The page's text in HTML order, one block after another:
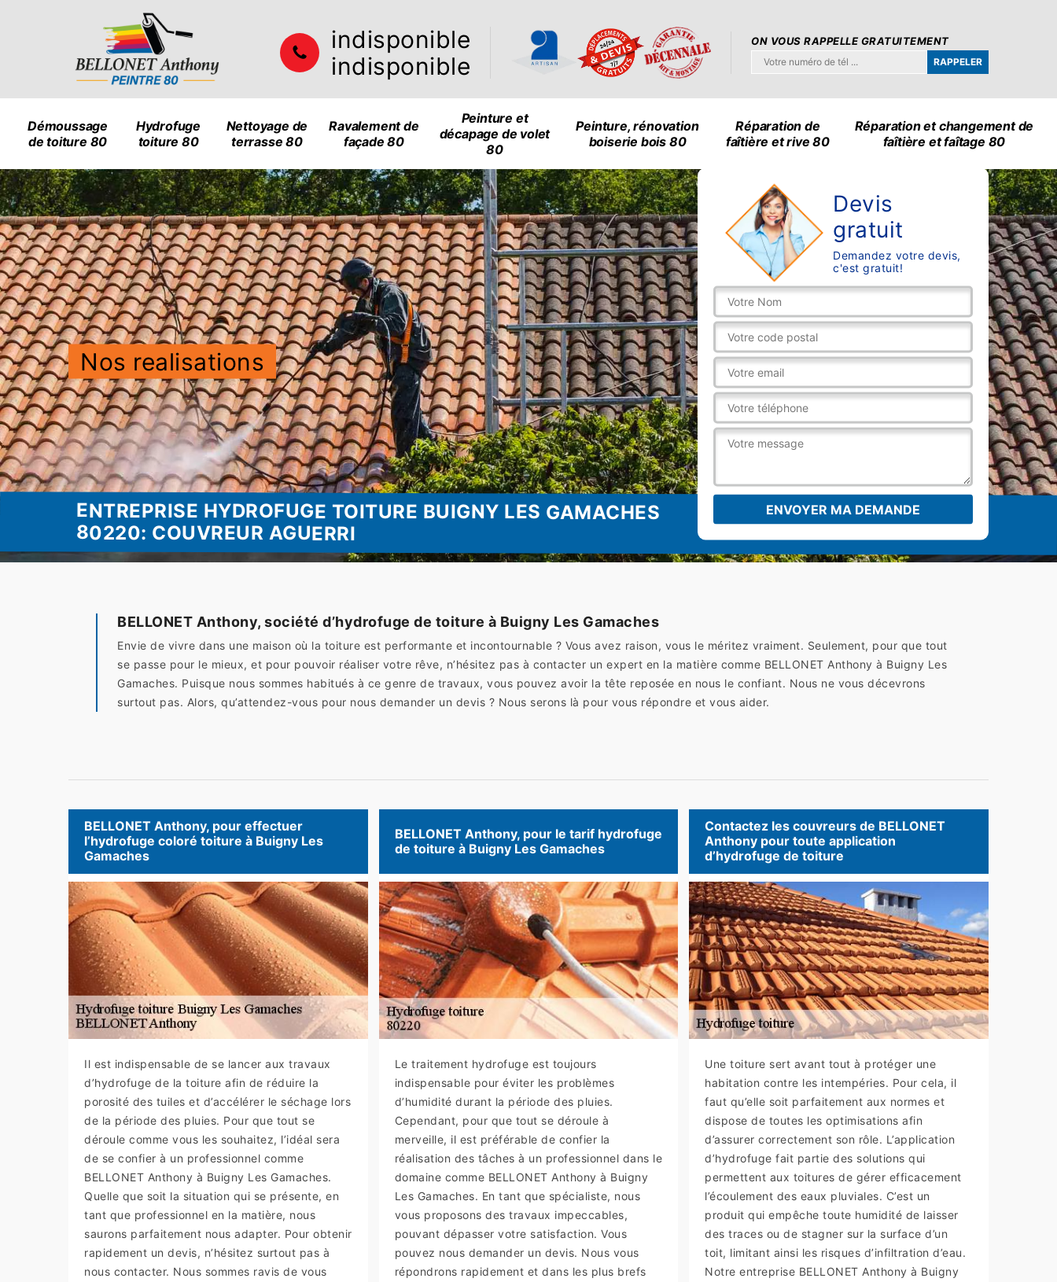
indisponible
indisponible
ON VOUS RAPPELLE GRATUITEMENT
Démoussage
de toiture 80
Hydrofuge
toiture 80
Nettoyage de
terrasse 80
Ravalement de
façade 80
Peinture et
décapage de volet
80
Peinture, rénovation
boiserie bois 80
Réparation de
faîtière et rive 80
Réparation et changement de
faîtière et faîtage 80
Nos realisations
Devis
gratuit
Demandez votre devis,
c'est gratuit!
ENTREPRISE HYDROFUGE TOITURE BUIGNY LES GAMACHES
80220: COUVREUR AGUERRI
BELLONET Anthony, société d’hydrofuge de toiture à Buigny Les Gamaches
Envie de vivre dans une maison où la toiture est performante et incontournable ? Vous avez raison, vous le méritez vraiment. Seulement, pour que tout
se passe pour le mieux, et pour pouvoir réaliser votre rêve, n’hésitez pas à contacter un expert en la matière comme BELLONET Anthony à Buigny Les
Gamaches. Puisque nous sommes habitués à ce genre de travaux, vous pouvez avoir la tête reposée en nous le confiant. Nous ne vous décevrons
surtout pas. Alors, qu’attendez-vous pour nous demander un devis ? Nous serons là pour vous répondre et vous aider.
BELLONET Anthony, pour effectuer
l’hydrofuge coloré toiture à Buigny Les
Gamaches
Il est indispensable de se lancer aux travaux
d’hydrofuge de la toiture afin de réduire la
porosité des tuiles et d’accélérer le séchage lors
de la période des pluies. Pour que tout se
déroule comme vous les souhaitez, l’idéal sera
de se confier à un professionnel comme
BELLONET Anthony à Buigny Les Gamaches.
Quelle que soit la situation qui se présente, en
tant que professionnel en la matière, nous
saurons parfaitement nous adapter. Pour obtenir
rapidement un devis, n’hésitez surtout pas à
nous contacter. Nous sommes ravis de vous
BELLONET Anthony, pour le tarif hydrofuge
de toiture à Buigny Les Gamaches
Le traitement hydrofuge est toujours
indispensable pour éviter les problèmes
d’humidité durant la période des pluies.
Cependant, pour que tout se déroule à
merveille, il est préférable de confier la
réalisation des tâches à un professionnel dans le
domaine comme BELLONET Anthony à Buigny
Les Gamaches. En tant que spécialiste, nous
vous proposons des travaux impeccables,
pouvant dépasser votre satisfaction. Vous
pouvez nous demander un devis. Nous vous
répondrons rapidement et dans les plus brefs
Contactez les couvreurs de BELLONET
Anthony pour toute application
d’hydrofuge de toiture
Une toiture sert avant tout à protéger une
habitation contre les intempéries. Pour cela, il
faut qu’elle soit parfaitement aux normes et
dispose de toutes les optimisations afin
d’assurer correctement son rôle. L’application
d’hydrofuge fait partie des solutions qui
permettent aux toitures de gérer efficacement
l’écoulement des eaux pluviales. C’est un
produit qui empêche toute humidité de laisser
des traces ou de stagner sur la surface d’un
toit, limitant ainsi les risques d’infiltration d’eau.
Notre entreprise BELLONET Anthony à Buigny